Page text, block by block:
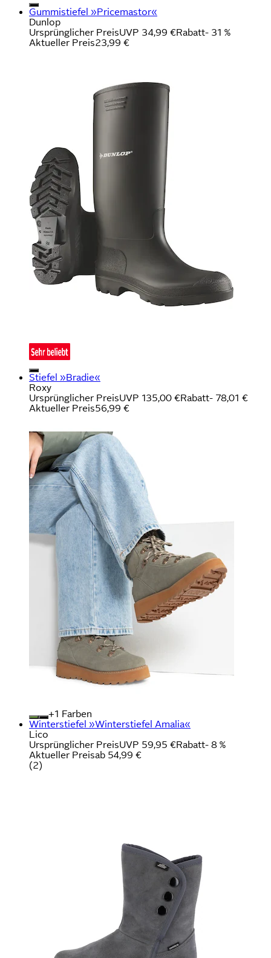
Gummistiefel »Pricemastor«
Dunlop
Ursprünglicher PreisUVP 34,99 €Rabatt- 31 %
Aktueller Preis23,99 €
Stiefel »Bradie«
Roxy
Ursprünglicher PreisUVP 135,00 €Rabatt- 78,01 €
Aktueller Preis56,99 €
+
Farben
Winterstiefel »Winterstiefel Amalia«
Lico
Ursprünglicher PreisUVP 59,95 €Rabatt- 8 %
Aktueller Preisab 54,99 €
(2)